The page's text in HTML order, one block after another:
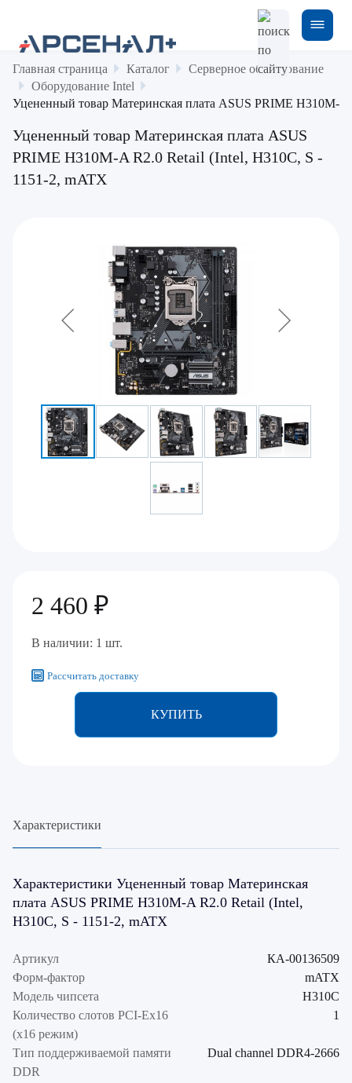
Главная страница Каталог
Серверное оборудование
Оборудование Intel
Уцененный товар Материнская плата ASUS PRIME H310M-
Уцененный товар Материнская плата ASUS
PRIME H310M-A R2.0 Retail (Intel, H310C, S -
1151-2, mATX
2 460 ₽
В наличии: 1 шт.
Рассчитать доставку
КУПИТЬ
Характеристики
Характеристики Уцененный товар Материнская
плата ASUS PRIME H310M-A R2.0 Retail (Intel,
H310C, S - 1151-2, mATX
Артикул
КА-00136509
Форм-фактор
mATX
Модель чипсета
H310C
Количество слотов PCI-Ex16
(x16 режим)
1
Тип поддерживаемой памяти
DDR
Dual channel DDR4-2666